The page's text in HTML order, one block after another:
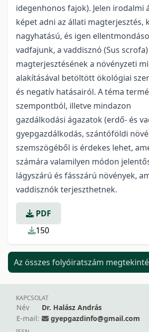
idegenhonos fajok). Jelen irodalmi
képet adni az állati magterjesztés,
nagyhatású, és igen
vadfajunk, a vaddisznó (Sus scrofa)
magterjesztésének a növényzeti
alakításával betöltött ökológiai
és negatív hatásairól. A téma
szempontból, illetve mindazon
gazdálkodási ágazatok (erdő- és
gyepgazdálkodás, szántóföldi
szemszögéből is érdekes lehet,
számára valamilyen módon
lágyszárú és fásszárú növények,
vaddisznók terjeszthetnek.
PDF
150
Az összes folyóiratszám
KAPCSOLAT
Név
Dr. Halász András
E-mail:
gyepgazdinfo@gmail.com